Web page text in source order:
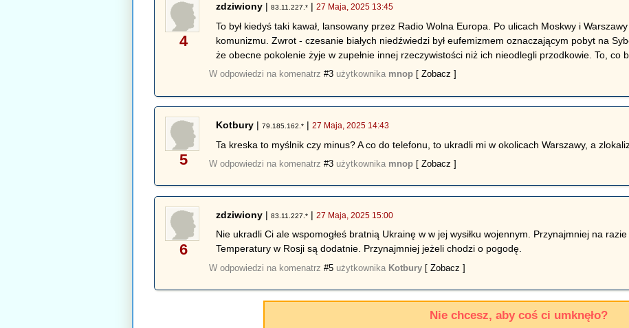
4
zdziwiony |83.11.227.* |27 Maja, 2025 13:45
To był kiedyś taki kawał, lansowany przez Radio Wolna Europa. Po ulicach Moskwy i
komunizmu. Zwrot - czesanie białych niedźwiedzi był eufemizmem oznaczającym pobyt na
że obecne pokolenie żyje w zupełnie innej rzeczywistości niż ich nieodlegli przodkowie. To, co
W odpowiedzi na komenatrz#3 użytkownika mnop [ Zobacz ]
5
Kotbury |79.185.162.* |27 Maja, 2025 14:43
Ta kreska to myślnik czy minus? A co do telefonu, to ukradli mi w okolicach Warszawy, a
W odpowiedzi na komenatrz#3 użytkownika mnop [ Zobacz ]
6
zdziwiony |83.11.227.* |27 Maja, 2025 15:00
Nie ukradli Ci ale wspomogłeś bratnią Ukrainę w w jej wysiłku wojennym. Przynajmniej na
Temperatury w Rosji są dodatnie. Przynajmniej jeżeli chodzi o pogodę.
W odpowiedzi na komenatrz#5 użytkownika Kotbury [ Zobacz ]
Nie chcesz, aby coś ci umknęło?